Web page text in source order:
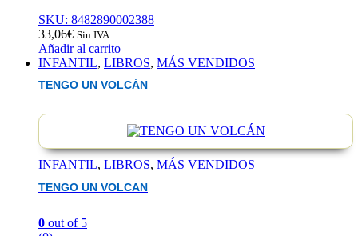
SKU: 8482890002388
33,06€ Sin IVA
Añadir al carrito
INFANTIL, LIBROS, MÁS VENDIDOS
TENGO UN VOLCÁN
INFANTIL, LIBROS, MÁS VENDIDOS
TENGO UN VOLCÁN
0 out of 5